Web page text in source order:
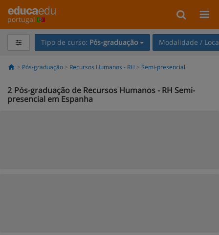
portugal
Tipo de curso: Pós-graduação Modalidade /
Pós-graduação Recursos Humanos - RH Semi-presencial
2 Pós-graduação de Recursos Humanos - RH Semi-
presencial em Espanha